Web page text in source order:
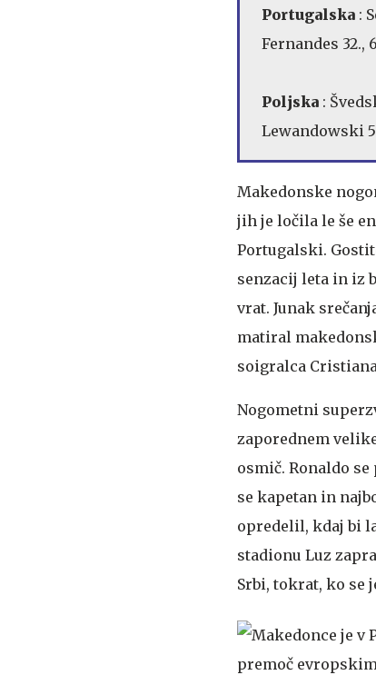
Portugalska :
Fernandes 32.,
Poljska :
Lewandowski
Makedonske
jih je ločila le še
Portugalski.
senzacij leta in iz
vrat. Junak
matiral
soigralca
Nogometni
zaporednem
osmič. Ronaldo
se kapetan in
opredelil, kdaj bi
stadionu Luz
Srbi, tokrat, ko se